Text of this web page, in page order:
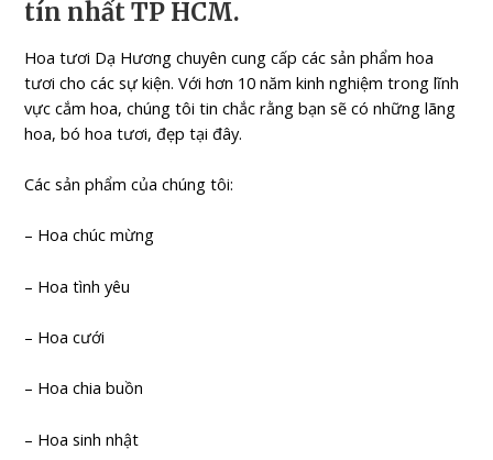
tín nhất TP HCM.
Hoa tươi Dạ Hương chuyên cung cấp các sản phẩm hoa
tươi cho các sự kiện. Với hơn 10 năm kinh nghiệm trong lĩnh
vực cắm hoa, chúng tôi tin chắc rằng bạn sẽ có những lãng
hoa, bó hoa tươi, đẹp tại đây.
Các sản phẩm của chúng tôi:
– Hoa chúc mừng
– Hoa tình yêu
– Hoa cưới
– Hoa chia buồn
– Hoa sinh nhật